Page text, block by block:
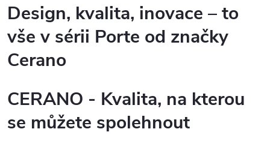
Design, kvalita, inovace – to
vše v sérii Porte od značky
Cerano
CERANO - Kvalita, na kterou
se můžete spolehnout